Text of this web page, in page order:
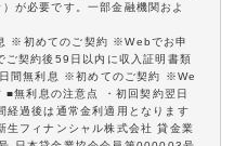
が必要です。一部金融機関およ
※初めてのご契約 ※Webでお申
契約後59日以内に収入証明書類
間無利息 ※初めてのご契約 ※We
無利息の注意点 ・初回契約翌日
経過後は通常金利適用となります
生フィナンシャル株式会社 貸金業